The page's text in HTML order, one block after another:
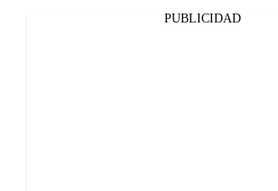
PUBLICIDAD